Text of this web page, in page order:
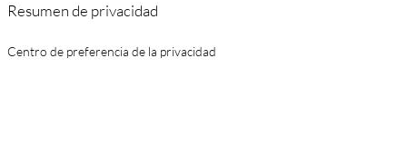
Resumen de privacidad
Centro de preferencia de la privacidad